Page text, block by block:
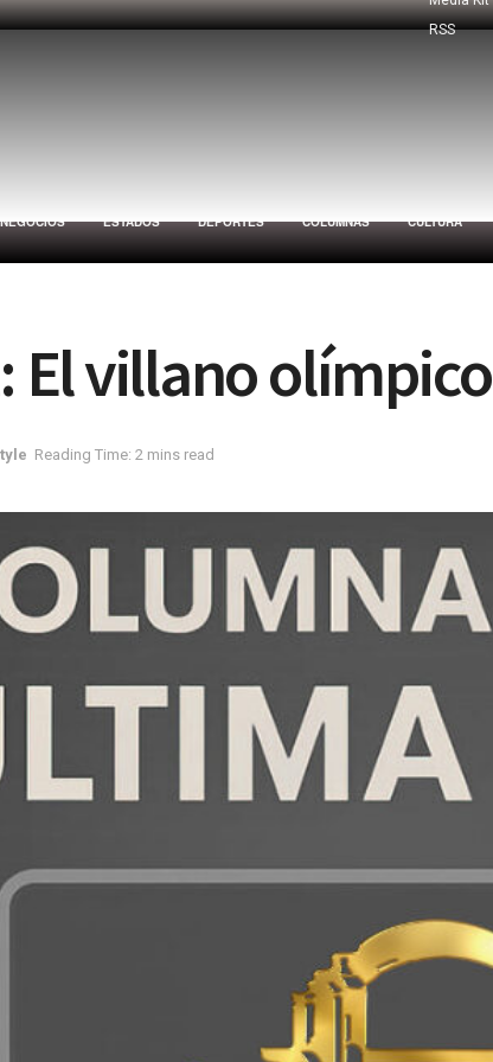
RSS
NEGOCIOS ESTADOS DEPORTES COLUMNAS CULTURA
El villano olímpico
Reading Time: 2 mins read